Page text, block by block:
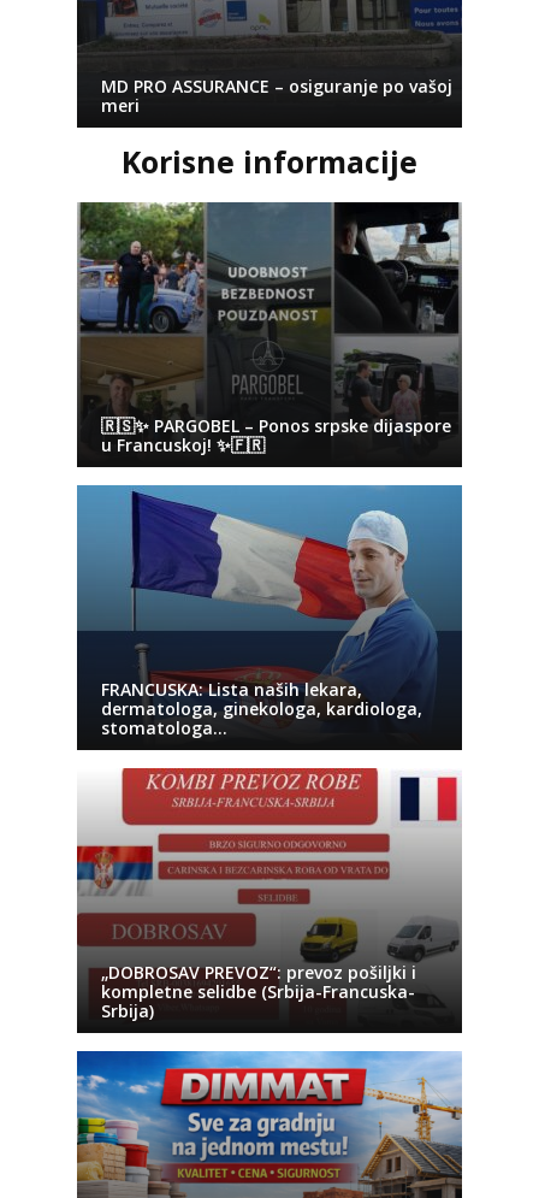
MD PRO ASSURANCE – osiguranje po vašoj
meri
Korisne informacije
🇷🇸✨ PARGOBEL – Ponos srpske dijaspore
u Francuskoj! ✨🇫🇷
FRANCUSKA: Lista naših lekara,
dermatologa, ginekologa, kardiologa,
stomatologa…
„DOBROSAV PREVOZ“: prevoz pošiljki i
kompletne selidbe (Srbija-Francuska-
Srbija)